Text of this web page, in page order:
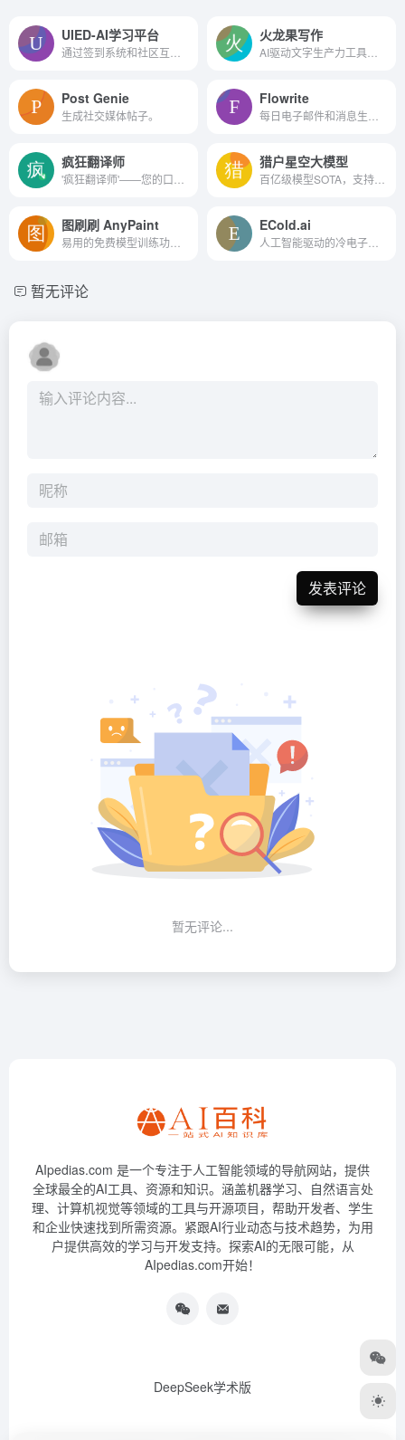
UIED-AI学习平台 火龙果写作
Post Genie
生成社交媒体帖子。
Flowrite
疯狂翻译师 猎户星空大模型
图刷刷 AnyPaint ECold.ai
暂无评论
发表评论
暂无评论...
AIpedias.com 是一个专注于人工智能领域的导航网站，提供
全球最全的AI工具、资源和知识。涵盖机器学习、自然语言处
理、计算机视觉等领域的工具与开源项目，帮助开发者、学生
和企业快速找到所需资源。紧跟AI行业动态与技术趋势，为用
户提供高效的学习与开发支持。探索AI的无限可能，从
AIpedias.com开始！
DeepSeek学术版